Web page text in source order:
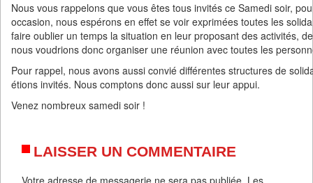
Nous vous rappelons que vous êtes tous invités ce Samedi soir,
occasion, nous espérons en effet se voir exprimées toutes les
faire oublier un temps la situation en leur proposant des activités,
nous voudrions donc organiser une réunion avec toutes les
Pour rappel, nous avons aussi convié différentes structures de
étions invités. Nous comptons donc aussi sur leur appui.
Venez nombreux samedi soir !
LAISSER UN COMMENTAIRE
Votre adresse de messagerie ne sera pas publiée. Les